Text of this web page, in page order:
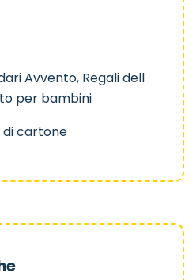
Avvento, Regali dell
per bambini
di cartone